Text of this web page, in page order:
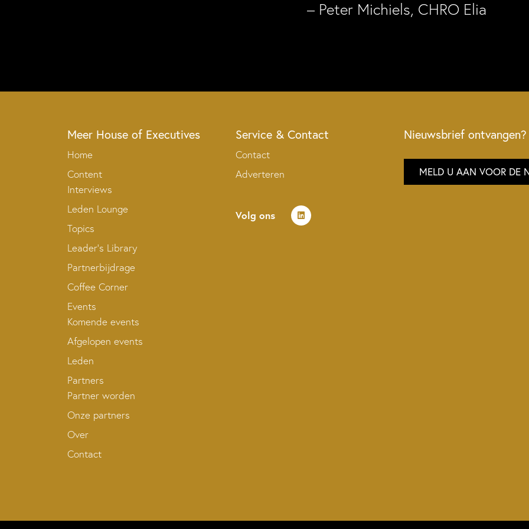
– Peter Michiels, CHRO Elia
Meer House of Executives
Home
Content
Interviews
Leden Lounge
Topics
Leader’s Library
Partnerbijdrage
Coffee Corner
Events
Komende events
Afgelopen events
Leden
Partners
Partner worden
Onze partners
Over
Contact
Service & Contact
Contact
Adverteren
Volg ons
Nieuwsbrief ontvangen?
MELD U AAN VOOR DE